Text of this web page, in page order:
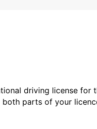
driving license for
parts of your